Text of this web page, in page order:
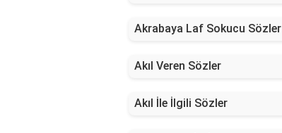
Akrabaya Laf Sokucu Sözler
Akıl Veren Sözler
Akıl İle İlgili Sözler